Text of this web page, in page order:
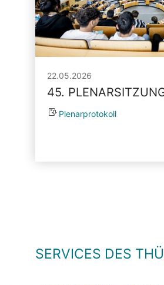
22.05.2026
45.
Plenarprotokoll
SERVICES DES